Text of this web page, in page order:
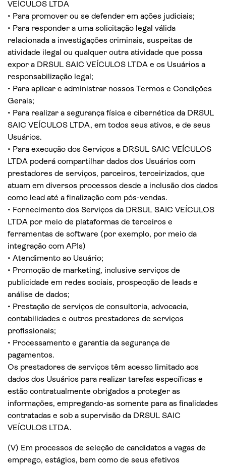
VEÍCULOS LTDA
• Para promover ou se defender em ações judiciais;
• Para responder a uma solicitação legal válida
relacionada a investigações criminais, suspeitas de
atividade ilegal ou qualquer outra atividade que possa
expor a DRSUL SAIC VEÍCULOS LTDA e os Usuários a
responsabilização legal;
• Para aplicar e administrar nossos Termos e Condições
Gerais;
• Para realizar a segurança física e cibernética da DRSUL
SAIC VEÍCULOS LTDA, em todos seus ativos, e de seus
Usuários.
• Para execução dos Serviços a DRSUL SAIC VEÍCULOS
LTDA poderá compartilhar dados dos Usuários com
prestadores de serviços, parceiros, terceirizados, que
atuam em diversos processos desde a inclusão dos dados
como lead até a finalização com pós-vendas.
• Fornecimento dos Serviços da DRSUL SAIC VEÍCULOS
LTDA por meio de plataformas de terceiros e
ferramentas de software (por exemplo, por meio da
integração com APIs)
• Atendimento ao Usuário;
• Promoção de marketing, inclusive serviços de
publicidade em redes sociais, prospecção de leads e
análise de dados;
• Prestação de serviços de consultoria, advocacia,
contabilidades e outros prestadores de serviços
profissionais;
• Processamento e garantia da segurança de
pagamentos.
Os prestadores de serviços têm acesso limitado aos
dados dos Usuários para realizar tarefas específicas e
estão contratualmente obrigados a proteger as
informações, empregando-as somente para as finalidades
contratadas e sob a supervisão da DRSUL SAIC
VEÍCULOS LTDA.
(V) Em processos de seleção de candidatos a vagas de
emprego, estágios, bem como de seus efetivos